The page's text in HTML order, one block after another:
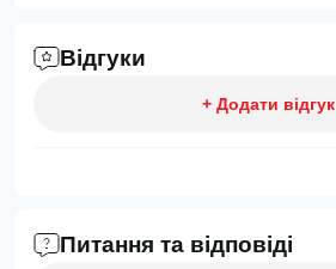
Відгуки
+ Додати відгук
Питання та відповіді